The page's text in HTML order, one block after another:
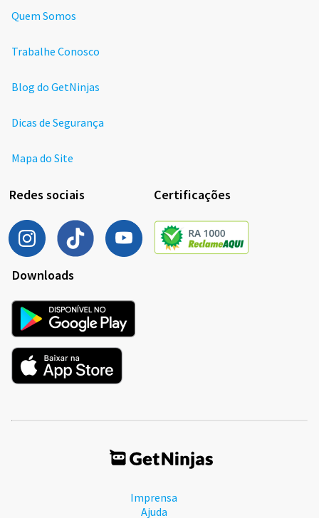
Quem Somos
Trabalhe Conosco
Blog do GetNinjas
Dicas de Segurança
Mapa do Site
Redes sociais Certificações
Downloads
Imprensa
Ajuda